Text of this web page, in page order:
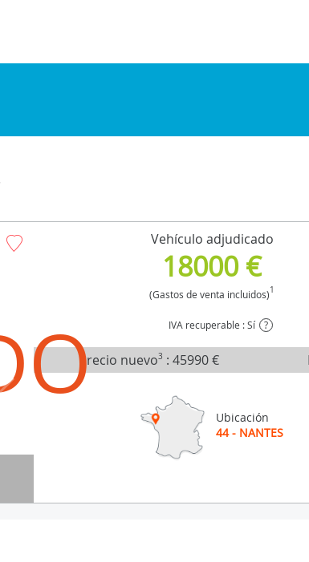
Vehículo adjudicado
18000 €
(Gastos de venta incluidos)1
IVA recuperable : Sí ?
Precio nuevo3 :45990 €
Ubicación
44 - NANTES